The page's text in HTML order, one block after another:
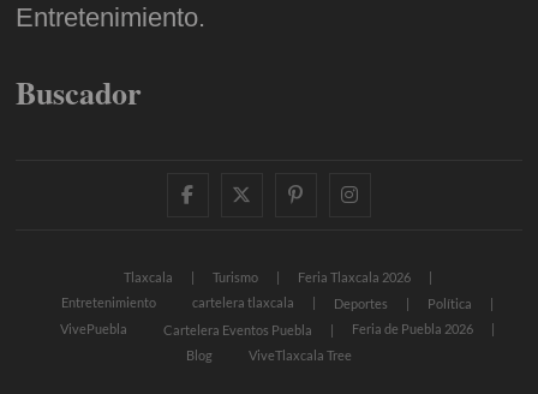
Entretenimiento.
Buscador
facebooktwitter
pinterestinstagram
Tlaxcala Turismo
Feria Tlaxcala 2026
Entretenimiento
cartelera tlaxcala Deportes
Política
VivePuebla
Cartelera Eventos Puebla
Feria de Puebla 2026
Blog
ViveTlaxcala Tree